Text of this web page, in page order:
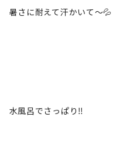
暑さに耐えて汗かいて～💦
水風呂でさっぱり‼️